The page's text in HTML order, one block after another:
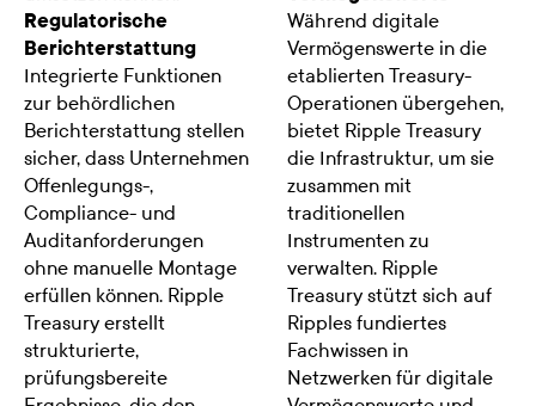
Regulatorische
Berichterstattung
Integrierte Funktionen
zur behördlichen
Berichterstattung stellen
sicher, dass Unternehmen
Offenlegungs-,
Compliance- und
Auditanforderungen
ohne manuelle Montage
erfüllen können. Ripple
Treasury erstellt
strukturierte,
prüfungsbereite
Während digitale
Vermögenswerte in die
etablierten Treasury-
Operationen übergehen,
bietet Ripple Treasury
die Infrastruktur, um sie
zusammen mit
traditionellen
Instrumenten zu
verwalten. Ripple
Treasury stützt sich auf
Ripples fundiertes
Fachwissen in
Netzwerken für digitale